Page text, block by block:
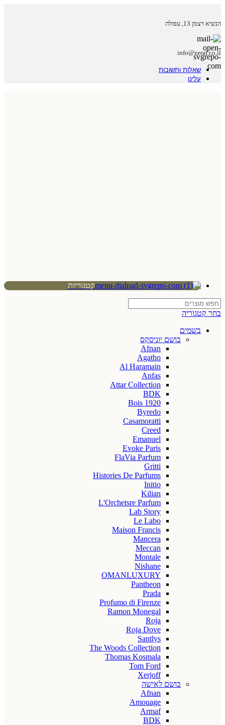
הנשיא ויצמן 13, עפולה
info@zeraf.co.il
שאלות ותשובות
עלינו
קטגוריות
בחר קטגוריה
בשמים
בושם יוניסקס
Afnan
Agatho
Al Haramain
Anfas
Attar Collection
BDK
Bois 1920
Byredo
Casamoratti
Creed
Emanuel
Evoke Paris
FlaVia Parfum
Gritti
Histories De Parfums
Initio
Kilian
L'Orchetsre Parfum
Lab Story
Le Labo
Maison Francis
Mancera
Meccan
Montale
Nishane
OMANLUXURY
Pantheon
Prada
Profumo di Firenze
Ramon Monegal
Roja
Roja Dove
Santlys
The Woods Collection
Thomas Kosmala
Tom Ford
Xerjoff
בושם לאישה
Afnan
Amouage
Armaf
BDK